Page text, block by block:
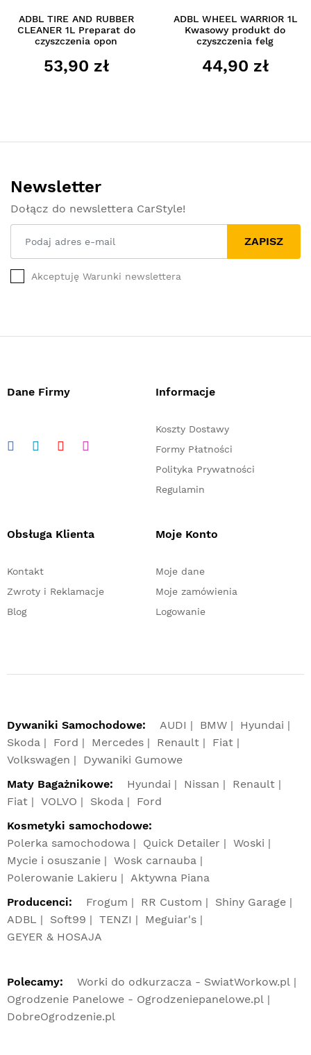
ADBL TIRE AND RUBBER
CLEANER 1L Preparat do
czyszczenia opon
53,90 zł
ADBL WHEEL WARRIOR 1L
Kwasowy produkt do
czyszczenia felg
44,90 zł
Newsletter
Dołącz do newslettera CarStyle!
ZAPISZ
Akceptuję Warunki newslettera
Dane Firmy Informacje
Koszty Dostawy
Formy Płatności
Polityka Prywatności
Regulamin
Obsługa Klienta
Kontakt
Zwroty i Reklamacje
Blog
Moje Konto
Moje dane
Moje zamówienia
Logowanie
Dywaniki Samochodowe: AUDI BMW
Hyundai
Skoda
Ford Mercedes Renault
Fiat
Volkswagen
Dywaniki Gumowe
Maty Bagażnikowe:
Hyundai Nissan
Renault
Fiat
VOLVO Skoda
Ford
Kosmetyki samochodowe:
Polerka samochodowa
Quick Detailer
Woski
Mycie i osuszanie
Wosk carnauba
Polerowanie Lakieru
Aktywna Piana
Producenci:
Frogum RR Custom
Shiny Garage
ADBL
Soft99 TENZI
Meguiar's
GEYER & HOSAJA
Polecamy:
Worki do odkurzacza - SwiatWorkow.pl
Ogrodzenie Panelowe - Ogrodzeniepanelowe.pl
DobreOgrodzenie.pl